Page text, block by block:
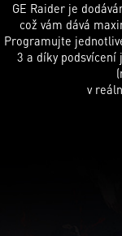
GE Raider je
což vám dává
Programujte
3 a díky
v